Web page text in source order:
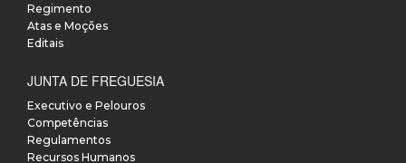
Regimento
Atas e Moções
Editais
JUNTA DE FREGUESIA
Executivo e Pelouros
Competências
Regulamentos
Recursos Humanos